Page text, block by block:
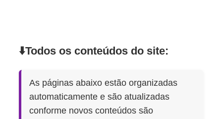
⬇️Todos os conteúdos do site:
As páginas abaixo estão organizadas
automaticamente e são atualizadas
conforme novos conteúdos são